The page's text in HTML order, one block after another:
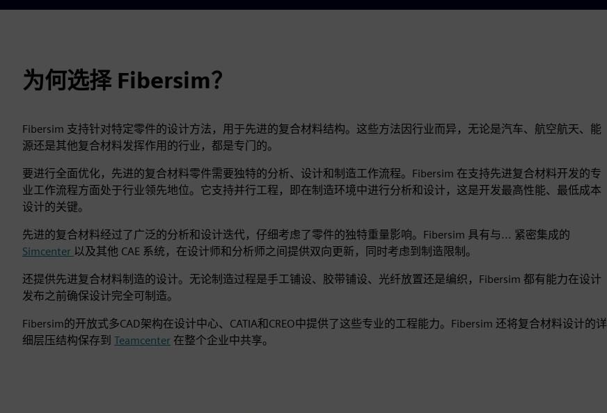
为何选择 Fibersim？
Fibersim 支持针对特定零件的设计方法，用于先进的复合材料结构。这些方法因行业而异，无论是汽车、航空航天、能
源还是其他复合材料发挥作用的行业，都是专门的。
要进行全面优化，先进的复合材料零件需要独特的分析、设计和制造工作流程。Fibersim 在支持先进复合材料开发的专
业工作流程方面处于行业领先地位。它支持并行工程，即在制造环境中进行分析和设计，这是开发最高性能、最低成本
设计的关键。
先进的复合材料经过了广泛的分析和设计迭代，仔细考虑了零件的独特重量影响。Fibersim 具有与... 紧密集成的
Simcenter 以及其他 CAE 系统，在设计师和分析师之间提供双向更新，同时考虑到制造限制。
还提供先进复合材料制造的设计。无论制造过程是手工铺设、胶带铺设、光纤放置还是编织，Fibersim 都有能力在设计
发布之前确保设计完全可制造。
Fibersim的开放式多CAD架构在设计中心、CATIA和CREO中提供了这些专业的工程能力。Fibersim 还将复合材料设计的详
细层压结构保存到 Teamcenter 在整个企业中共享。